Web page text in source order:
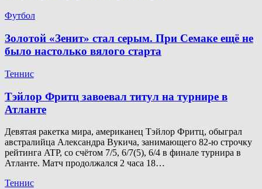
Футбол
Золотой «Зенит» стал серым. При Семаке ещё не
было настолько вялого старта
Теннис
Тэйлор Фритц завоевал титул на турнире в
Атланте
Девятая ракетка мира, американец Тэйлор Фритц, обыграл
австралийца Александра Вукича, занимающего 82-ю строчку
рейтинга ATP, со счётом 7/5, 6/7(5), 6/4 в финале турнира в
Атланте. Матч продолжался 2 часа 18…
Теннис